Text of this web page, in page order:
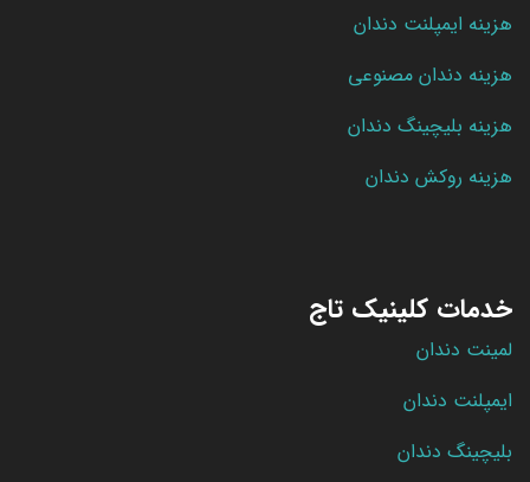
هزینه ایمپلنت دندان
هزینه دندان مصنوعی
هزینه بلیچینگ دندان
هزینه روکش دندان
خدمات کلینیک تاج
لمینت دندان
ایمپلنت دندان
بلیچینگ دندان